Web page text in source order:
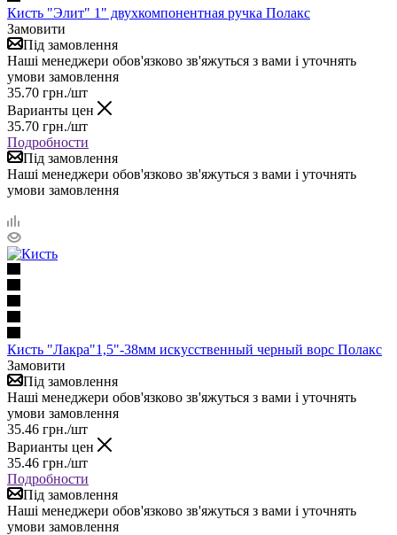
Кисть "Элит" 1" двухкомпонентная ручка Полакс
Замовити
Під замовлення
Наші менеджери обов'язково зв'яжуться з вами і уточнять
умови замовлення
35.70 грн./шт
Варианты цен
35.70 грн./шт
Подробности
Під замовлення
Наші менеджери обов'язково зв'яжуться з вами і уточнять
умови замовлення
Кисть "Лакра"1,5"-38мм искусственный черный ворс Полакс
Замовити
Під замовлення
Наші менеджери обов'язково зв'яжуться з вами і уточнять
умови замовлення
35.46 грн./шт
Варианты цен
35.46 грн./шт
Подробности
Під замовлення
Наші менеджери обов'язково зв'яжуться з вами і уточнять
умови замовлення